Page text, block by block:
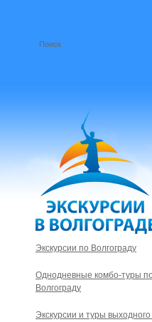
Экскурсии по Волгограду
Однодневные комбо-туры по
Волгограду
Экскурсии и туры